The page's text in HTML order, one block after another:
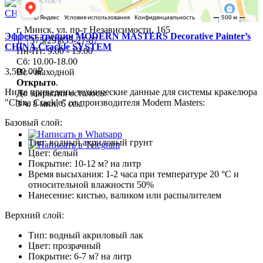
г. Минск, ул. пр-т Независимости, 165
т. +375(29)835-27-87
Пн-Пт: 9.00 - 19.00
Сб: 10.00-18.00
Вс - выходной
Открыто.
До закрытия осталось:
3 ч. 8 мин. 5 сек.
+7(495)227-03-82
Эффект трещин MODERN MASTERS Decorative Painter’s
CHINA Crackle SYSTEM
3,500.00₽
Ниже приведены технические данные для системы кракелюра
"China Crackle" от производителя Modern Masters:
Базовый слой:
Тип: водный акриловый грунт
Цвет: белый
Покрытие: 10-12 м? на литр
Время высыхания: 1-2 часа при температуре 20 °C и
относительной влажности 50%
Нанесение: кистью, валиком или распылителем
Верхний слой:
Тип: водный акриловый лак
Цвет: прозрачный
Покрытие: 6-7 м? на литр